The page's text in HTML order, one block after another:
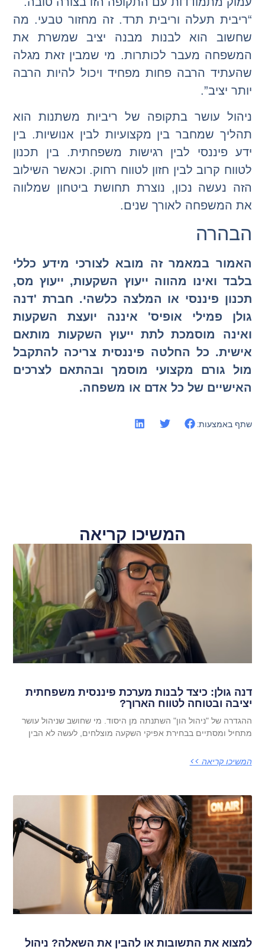
“ריבית תעלה וריבית תרד. זה מחזור טבעי. מה
שחשוב הוא לבנות מבנה יציב שמשרת את
המשפחה מעבר לכותרות. מי שמבין זאת מגלה
שהעתיד הרבה פחות מפחיד ויכול להיות הרבה
יותר יציב”.
ניהול עושר בתקופה של ריביות משתנות הוא
תהליך שמחבר בין מקצועיות לבין אנושיות. בין
ידע פיננסי לבין רגישות משפחתית. בין תכנון
לטווח קרוב לבין חזון לטווח רחוק. וכאשר השילוב
הזה נעשה נכון, נוצרת תחושת ביטחון שמלווה
את המשפחה לאורך שנים.
הבהרה
האמור במאמר זה מובא לצורכי מידע כללי
בלבד ואינו מהווה ייעוץ השקעות, ייעוץ מס,
תכנון פיננסי או המלצה כלשהי. חברת 'דנה
גולן פמילי אופיס' איננה יועצת השקעות
ואינה מוסמכת לתת ייעוץ השקעות מותאם
אישית. כל החלטה פיננסית צריכה להתקבל
מול גורם מקצועי מוסמך ובהתאם לצרכים
האישיים של כל אדם או משפחה.
שתף באמצעות:
המשיכו קריאה
דנה גולן: כיצד לבנות מערכת פיננסית משפחתית
יציבה ובטוחה לטווח הארוך?
ההגדרה של "ניהול הון" השתנתה מן היסוד. מי שחושב שניהול עושר
מתחיל ומסתיים בבחירת אפיקי השקעה מוצלחים, לעשה לא הבין
המשיכו קריאה >>
למצוא את התשובות או להבין את השאלה? ניהול